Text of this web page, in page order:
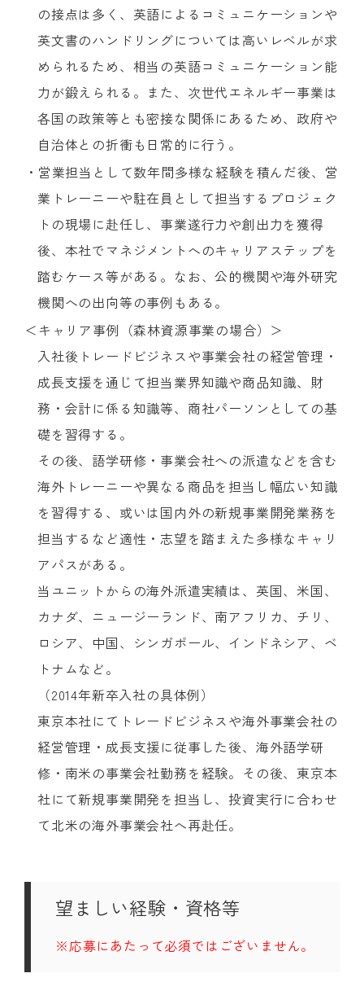
の接点は多く、英語によるコミュニケーションや
英文書のハンドリングについては高いレベルが求
められるため、相当の英語コミュニケーション能
力が鍛えられる。また、次世代エネルギー事業は
各国の政策等とも密接な関係にあるため、政府や
自治体との折衝も日常的に行う。
・営業担当として数年間多様な経験を積んだ後、営
業トレーニーや駐在員として担当するプロジェク
トの現場に赴任し、事業遂行力や創出力を獲得
後、本社でマネジメントへのキャリアステップを
踏むケース等がある。なお、公的機関や海外研究
機関への出向等の事例もある。
＜キャリア事例（森林資源事業の場合）＞
入社後トレードビジネスや事業会社の経営管理・
成長支援を通じて担当業界知識や商品知識、財
務・会計に係る知識等、商社パーソンとしての基
礎を習得する。
その後、語学研修・事業会社への派遣などを含む
海外トレーニーや異なる商品を担当し幅広い知識
を習得する、或いは国内外の新規事業開発業務を
担当するなど適性・志望を踏まえた多様なキャリ
アパスがある。
当ユニットからの海外派遣実績は、英国、米国、
カナダ、ニュージーランド、南アフリカ、チリ、
ロシア、中国、シンガポール、インドネシア、ベ
トナムなど。
（2014年新卒入社の具体例）
東京本社にてトレードビジネスや海外事業会社の
経営管理・成長支援に従事した後、海外語学研
修・南米の事業会社勤務を経験。その後、東京本
社にて新規事業開発を担当し、投資実行に合わせ
て北米の海外事業会社へ再赴任。
望ましい経験・資格等
※応募にあたって必須ではございません。